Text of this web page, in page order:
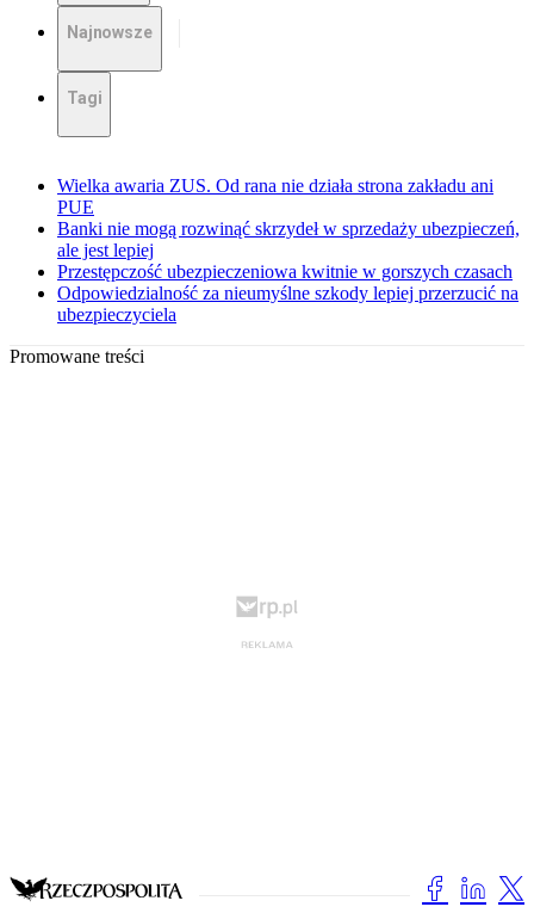
Najnowsze
Tagi
Wielka awaria ZUS. Od rana nie działa strona zakładu ani
PUE
Banki nie mogą rozwinąć skrzydeł w sprzedaży ubezpieczeń,
ale jest lepiej
Przestępczość ubezpieczeniowa kwitnie w gorszych czasach
Odpowiedzialność za nieumyślne szkody lepiej przerzucić na
ubezpieczyciela
Promowane treści